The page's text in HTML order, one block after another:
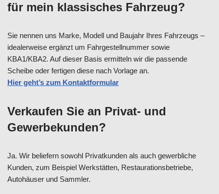
für mein klassisches Fahrzeug?
Sie nennen uns Marke, Modell und Baujahr Ihres Fahrzeugs –
idealerweise ergänzt um Fahrgestellnummer sowie
KBA1/KBA2. Auf dieser Basis ermitteln wir die passende
Scheibe oder fertigen diese nach Vorlage an.
Hier geht’s zum Kontaktformular
Verkaufen Sie an Privat- und
Gewerbekunden?
Ja. Wir beliefern sowohl Privatkunden als auch gewerbliche
Kunden, zum Beispiel Werkstätten, Restaurationsbetriebe,
Autohäuser und Sammler.